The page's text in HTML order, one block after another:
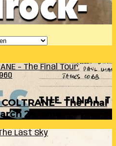
– The Final Tour:
– The Final
24, 1960
Last Sky